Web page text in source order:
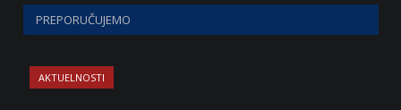
PREPORUČUJEMO
AKTUELNOSTI